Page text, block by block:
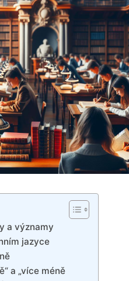
a významy
jazyce
a „více méně